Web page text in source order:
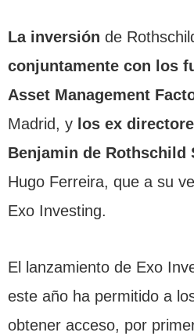
La inversión de
conjuntamente con los
Asset Management
Madrid, y los ex
Benjamin de Rothschild
Hugo Ferreira, que a su
Exo Investing.
El lanzamiento de Exo
este año ha permitido a
obtener acceso, por